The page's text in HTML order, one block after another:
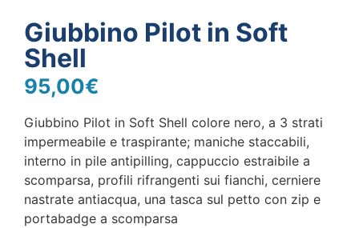
Giubbino Pilot in Soft
Shell
95,00€
Giubbino Pilot in Soft Shell colore nero, a 3 strati
impermeabile e traspirante; maniche staccabili,
interno in pile antipilling, cappuccio estraibile a
scomparsa, profili rifrangenti sui fianchi, cerniere
nastrate antiacqua, una tasca sul petto con zip e
portabadge a scomparsa